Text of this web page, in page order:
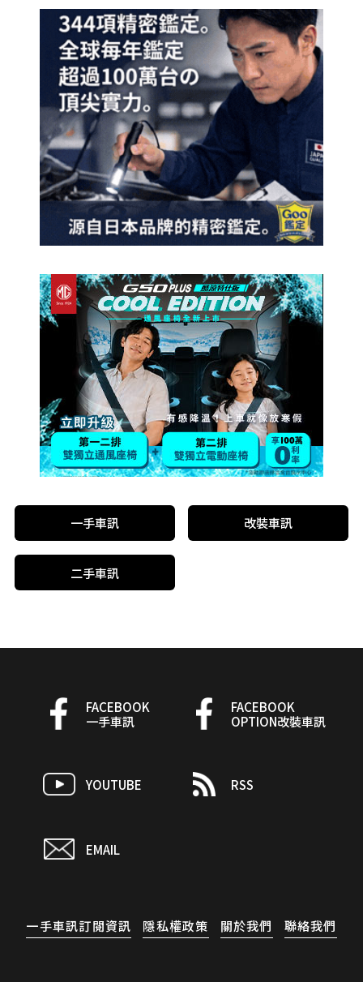
一手車訊 改裝車訊
二手車訊
FACEBOOK
一手車訊
FACEBOOK
OPTION改裝車訊
YOUTUBE RSS
EMAIL
一手車訊訂閱資訊 隱私權政策 關於我們 聯絡我們